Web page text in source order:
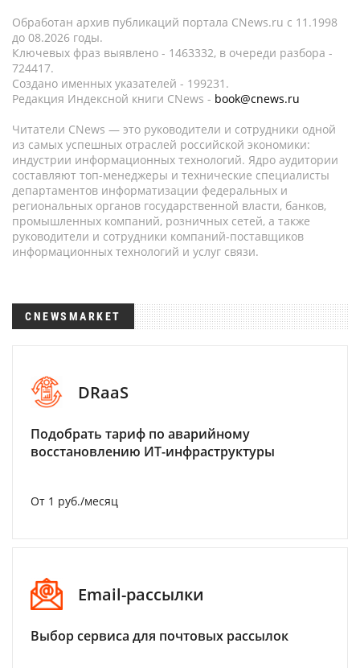
Обработан архив публикаций портала CNews.ru c 11.1998
до 08.2026 годы.
Ключевых фраз выявлено - 1463332, в очереди разбора -
724417.
Создано именных указателей - 199231.
Редакция Индексной книги CNews - book@cnews.ru
Читатели CNews — это руководители и сотрудники одной
из самых успешных отраслей российской экономики:
индустрии информационных технологий. Ядро аудитории
составляют топ-менеджеры и технические специалисты
департаментов информатизации федеральных и
региональных органов государственной власти, банков,
промышленных компаний, розничных сетей, а также
руководители и сотрудники компаний-поставщиков
информационных технологий и услуг связи.
CNEWSMARKET
DRaaS
Подобрать тариф по аварийному
восстановлению ИТ-инфраструктуры
От 1 руб./месяц
Email-рассылки
Выбор сервиса для почтовых рассылок